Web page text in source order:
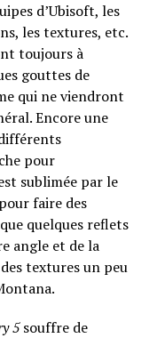
d’Ubisoft, les
les textures, etc.
toujours à
gouttes de
qui ne viendront
Encore une
pour
sublimée par le
faire des
quelques reflets
angle et de la
textures un peu
5souffre de